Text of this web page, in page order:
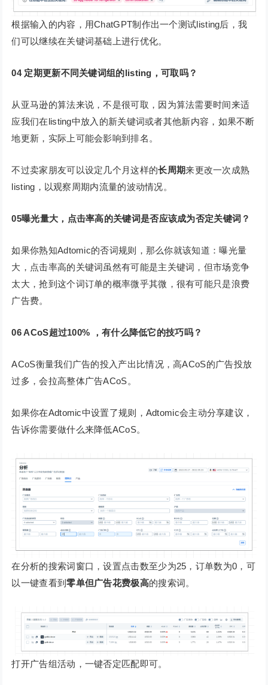
根据输入的内容，用ChatGPT制作出一个测试listing后，我
们可以继续在关键词基础上进行优化。
04 定期更新不同关键词组的listing，可取吗？
从亚马逊的算法来说，不是很可取，因为算法需要时间来适
应我们在listing中放入的新关键词或者其他新内容，如果不断
地更新，实际上可能会影响到排名。
不过卖家朋友可以设定几个月这样的长周期来更改一次成熟
listing，以观察周期内流量的波动情况。
05曝光量大，点击率高的关键词是否应该成为否定关键词？
如果你熟知Adtomic的否词规则，那么你就该知道：曝光量
大，点击率高的关键词虽然有可能是主关键词，但市场竞争
太大，抢到这个词订单的概率微乎其微，很有可能只是浪费
广告费。
06 ACoS超过100% ，有什么降低它的技巧吗？
ACoS衡量我们广告的投入产出比情况，高ACoS的广告投放
过多，会拉高整体广告ACoS。
如果你在Adtomic中设置了规则，Adtomic会主动分享建议，
告诉你需要做什么来降低ACoS。
在分析的搜索词窗口，设置点击数至少为25，订单数为0，可
以一键查看到零单但广告花费极高的搜索词。
打开广告组活动，一键否定匹配即可。